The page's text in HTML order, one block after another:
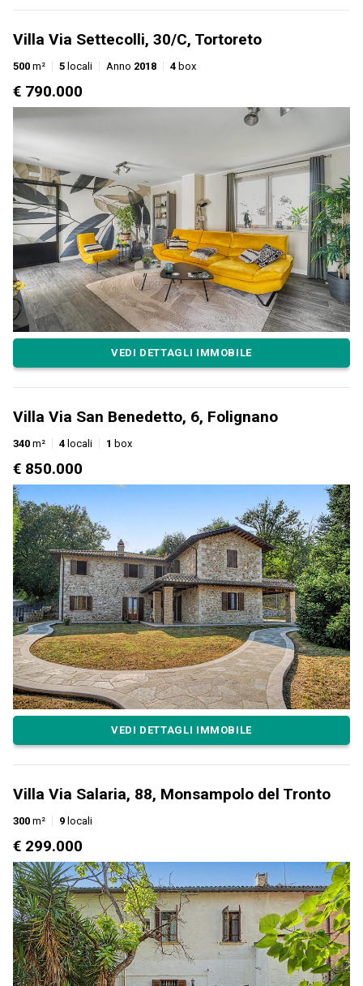
Villa Via Settecolli, 30/C, Tortoreto
500 m² 5 locali Anno 2018 4 box
€ 790.000
VEDI DETTAGLI IMMOBILE
Villa Via San Benedetto, 6, Folignano
340 m² 4 locali 1 box
€ 850.000
VEDI DETTAGLI IMMOBILE
Villa Via Salaria, 88, Monsampolo del Tronto
300 m² 9 locali
€ 299.000